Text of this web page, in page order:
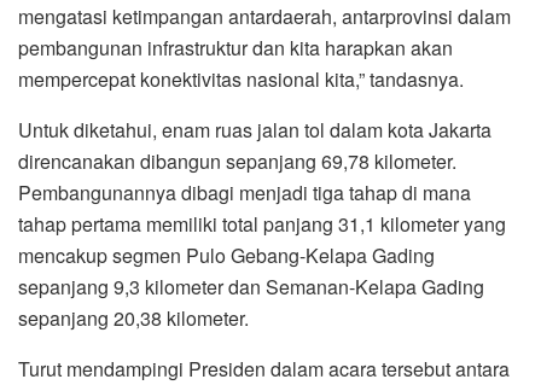
mengatasi ketimpangan antardaerah, antarprovinsi dalam
pembangunan infrastruktur dan kita harapkan akan
mempercepat konektivitas nasional kita,” tandasnya.
Untuk diketahui, enam ruas jalan tol dalam kota Jakarta
direncanakan dibangun sepanjang 69,78 kilometer.
Pembangunannya dibagi menjadi tiga tahap di mana
tahap pertama memiliki total panjang 31,1 kilometer yang
mencakup segmen Pulo Gebang-Kelapa Gading
sepanjang 9,3 kilometer dan Semanan-Kelapa Gading
sepanjang 20,38 kilometer.
Turut mendampingi Presiden dalam acara tersebut antara